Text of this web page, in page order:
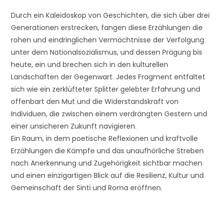
Durch ein Kaleidoskop von Geschichten, die sich über drei
Generationen erstrecken, fangen diese Erzählungen die
rohen und eindringlichen Vermächtnisse der Verfolgung
unter dem Nationalsozialismus, und dessen Prägung bis
heute, ein und brechen sich in den kulturellen
Landschaften der Gegenwart. Jedes Fragment entfaltet
sich wie ein zerklüfteter Splitter gelebter Erfahrung und
offenbart den Mut und die Widerstandskraft von
Individuen, die zwischen einem verdrängten Gestern und
einer unsicheren Zukunft navigieren.
Ein Raum, in dem poetische Reflexionen und kraftvolle
Erzählungen die Kämpfe und das unaufhörliche Streben
nach Anerkennung und Zugehörigkeit sichtbar machen
und einen einzigartigen Blick auf die Resilienz, Kultur und
Gemeinschaft der Sinti und Roma eröffnen.